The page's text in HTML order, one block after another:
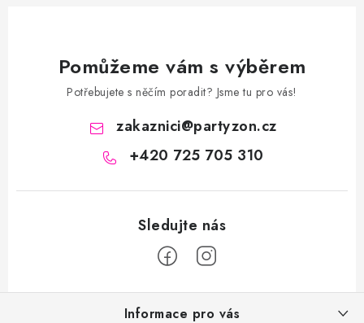
Pomůžeme vám s výběrem
Potřebujete s něčím poradit? Jsme tu pro vás!
zakaznici@partyzon.cz
+420 725 705 310
Informace pro vás